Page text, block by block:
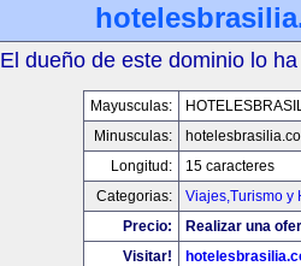
El dueño de este dominio lo
Mayusculas:
Minusculas:
Longitud:
15 caracteres
Categorias:
Viajes,Turismo y
Precio:
Realizar una
Visitar!